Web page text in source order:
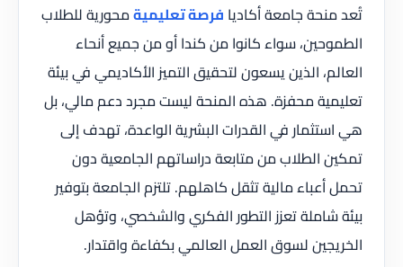
تُعد منحة جامعة أكاديا فرصة تعليميةمحورية للطلاب
الطموحين، سواء كانوا من كندا أو من جميع أنحاء
العالم، الذين يسعون لتحقيق التميز الأكاديمي في بيئة
تعليمية محفزة. هذه المنحة ليست مجرد دعم مالي، بل
هي استثمار في القدرات البشرية الواعدة، تهدف إلى
تمكين الطلاب من متابعة دراساتهم الجامعية دون
تحمل أعباء مالية تثقل كاهلهم. تلتزم الجامعة بتوفير
بيئة شاملة تعزز التطور الفكري والشخصي، وتؤهل
الخريجين لسوق العمل العالمي بكفاءة واقتدار.